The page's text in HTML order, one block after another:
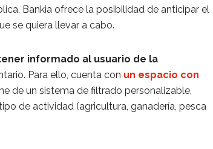
Bankia ofrece la posibilidad de anticipar el
se quiera llevar a cabo.
informado al usuario de la
Para ello, cuenta con un espacio con
de un sistema de filtrado personalizable,
de actividad (agricultura, ganadería, pesca